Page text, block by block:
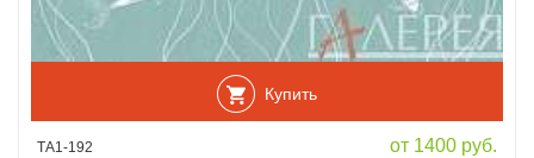
Купить
ТА1-192 от 1400 руб.